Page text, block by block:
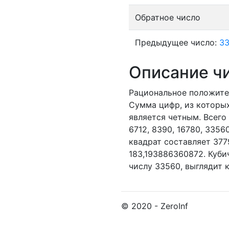
Обратное число
Предыдущее число:
Описание
Рациональное
Сумма цифр, из
является четным.
6712, 8390, 16780,
квадрат составляет
183,193886360872.
числу 33560, выглядит
© 2020 - ZeroInf